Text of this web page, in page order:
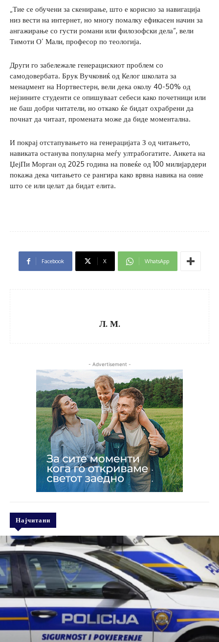
„Тие се обучени за скенирање, што е корисно за навигација
низ вести на интернет, но многу помалку ефикасен начин за
ангажирање со густи романи или филозофски дела“, вели
Тимоти О’ Мали, професор по теологија.
Други го забележале генерацискиот проблем со
самодовербата. Брук Вучковиќ од Келог школата за
менаџмент на Нортвестерн, вели дека околу 40-50% од
нејзините студенти се опишуваат себеси како почетници или
не баш добри читатели, но откако ќе бидат охрабрени да
почнат да читаат, промената може да биде моментална.
И покрај отстапувањето на генерацијата З од читањето,
навиката останува популарна меѓу ултрабогатите. Анкета на
ЏејПи Морган од 2025 година на повеќе од 100 милијардери
покажа дека читањето се рангира како врвна навика на оние
што се или целат да бидат елита.
Facebook X WhatsApp
Л. М.
- Advertisement -
Најчитани